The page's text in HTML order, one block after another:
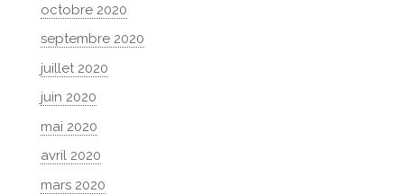
octobre 2020
septembre 2020
juillet 2020
juin 2020
mai 2020
avril 2020
mars 2020